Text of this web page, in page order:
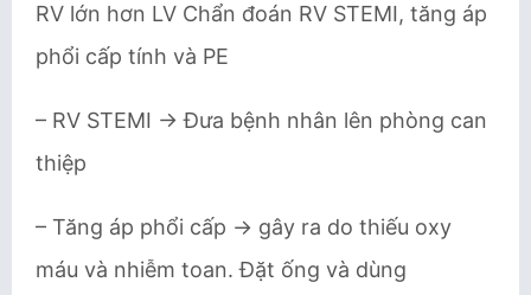
RV lớn hơn LV Chẩn đoán RV STEMI, tăng áp
phổi cấp tính và PE
– RV STEMI → Đưa bệnh nhân lên phòng can
thiệp
– Tăng áp phổi cấp → gây ra do thiếu oxy
máu và nhiễm toan. Đặt ống và dùng